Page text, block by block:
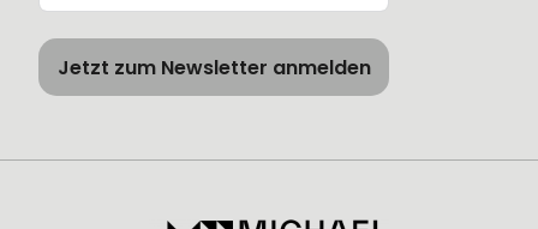
Jetzt zum Newsletter anmelden